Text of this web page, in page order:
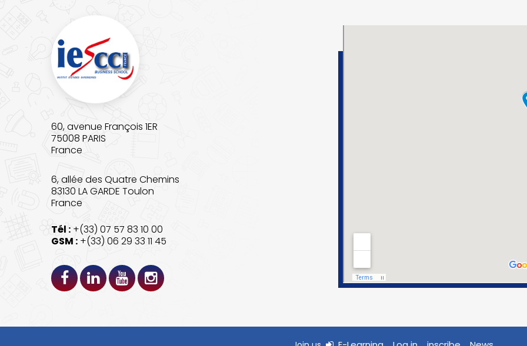
60, avenue François 1ER
75008 PARIS
France
6, allée des Quatre Chemins
83130 LA GARDE Toulon
France
Tél : +(33) 07 57 83 10 00
GSM : +(33) 06 29 33 11 45